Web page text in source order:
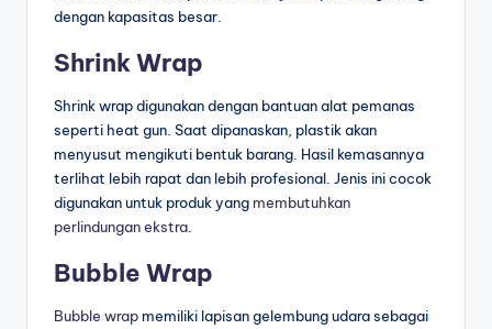
dengan kapasitas besar.
Shrink Wrap
Shrink wrap digunakan dengan bantuan alat pemanas
seperti heat gun. Saat dipanaskan, plastik akan
menyusut mengikuti bentuk barang. Hasil kemasannya
terlihat lebih rapat dan lebih profesional. Jenis ini cocok
digunakan untuk produk yang membutuhkan
perlindungan ekstra
Bubble Wrap
Bubble wrapmemiliki lapisan gelembung udara sebagai